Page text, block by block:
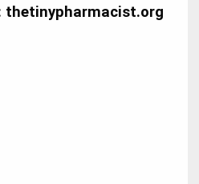
thetinypharmacist.org